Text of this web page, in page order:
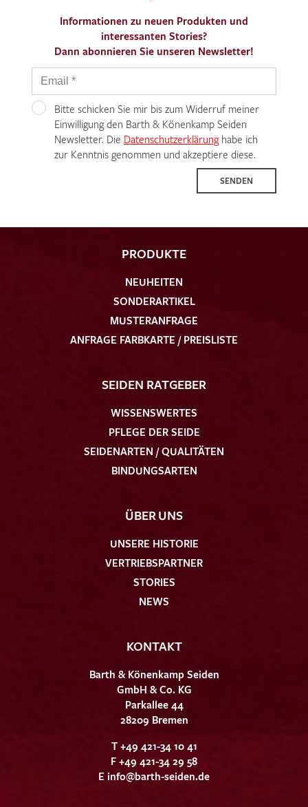
Informationen zu neuen Produkten und
interessanten Stories?
Dann abonnieren Sie unseren Newsletter!
Bitte schicken Sie mir bis zum Widerruf meiner
Einwilligung den Barth & Könenkamp Seiden
Newsletter. Die Datenschutzerklärunghabe ich
zur Kenntnis genommen und akzeptiere diese.
SENDEN
PRODUKTE
NEUHEITEN
SONDERARTIKEL
MUSTERANFRAGE
ANFRAGE FARBKARTE / PREISLISTE
SEIDEN RATGEBER
WISSENSWERTES
PFLEGE DER SEIDE
SEIDENARTEN / QUALITÄTEN
BINDUNGSARTEN
ÜBER UNS
UNSERE HISTORIE
VERTRIEBSPARTNER
STORIES
NEWS
KONTAKT
Barth & Könenkamp Seiden
GmbH & Co. KG
Parkallee 44
28209 Bremen
T +49 421-34 10 41
F +49 421-34 29 58
E info@barth-seiden.de